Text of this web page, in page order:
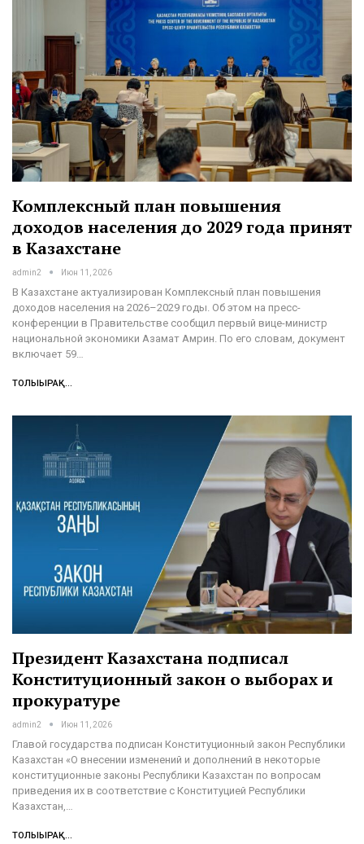
Комплексный план повышения
доходов населения до 2029 года принят
в Казахстане
admin2 Июн 11, 2026
В Казахстане актуализирован Комплексный план повышения
доходов населения на 2026–2029 годы. Об этом на пресс-
конференции в Правительстве сообщил первый вице-министр
национальной экономики Азамат Амрин. По его словам, документ
включает 59…
ТОЛЫҒЫРАҚ...
Президент Казахстана подписал
Конституционный закон о выборах и
прокуратуре
admin2 Июн 11, 2026
Главой государства подписан Конституционный закон Республики
Казахстан «О внесении изменений и дополнений в некоторые
конституционные законы Республики Казахстан по вопросам
приведения их в соответствие с Конституцией Республики
Казахстан,…
ТОЛЫҒЫРАҚ...